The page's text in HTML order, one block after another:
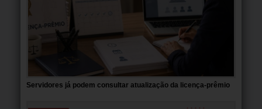
Servidores já podem consultar atualização da licença-prêmio